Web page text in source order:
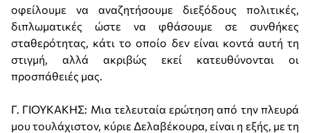
οφείλουμε να αναζητήσουμε διεξόδους πολιτικές,
διπλωματικές ώστε να φθάσουμε σε συνθήκες
σταθερότητας, κάτι το οποίο δεν είναι κοντά αυτή τη
στιγμή, αλλά ακριβώς εκεί κατευθύνονται οι
προσπάθειές μας.
Γ. ΓΙΟΥΚΑΚΗΣ: Μια τελευταία ερώτηση από την πλευρά
μου τουλάχιστον, κύριε Δελαβέκουρα, είναι η εξής, με τη